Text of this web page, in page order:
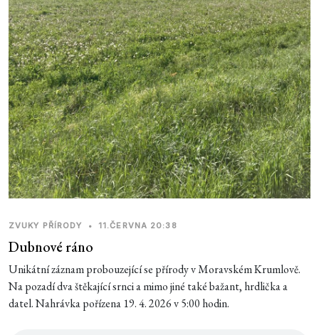
ZVUKY PŘÍRODY • 11.ČERVNA 20:38
Dubnové ráno
Unikátní záznam probouzející se přírody v Moravském Krumlově.
Na pozadí dva štěkající srnci a mimo jiné také bažant, hrdlička a
datel. Nahrávka pořízena 19. 4. 2026 v 5:00 hodin.